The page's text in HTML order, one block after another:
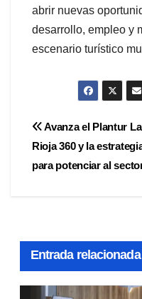
abrir nuevas
desarrollo, empleo y
escenario turístico
Navegación
de
Avanza el Plantur La
Rioja 360 y la
para potenciar al
Entrada relacionada